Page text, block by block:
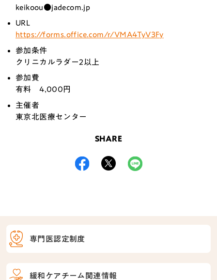
専門医認定制度
緩和ケアチーム関連情報
keikoou●jadecom.jp
URL
https://forms.office.com/r/VMA4TyV3Fy
参加条件
クリニカルラダー2以上
参加費
有料4,000円
主催者
東京北医療センター
SHARE